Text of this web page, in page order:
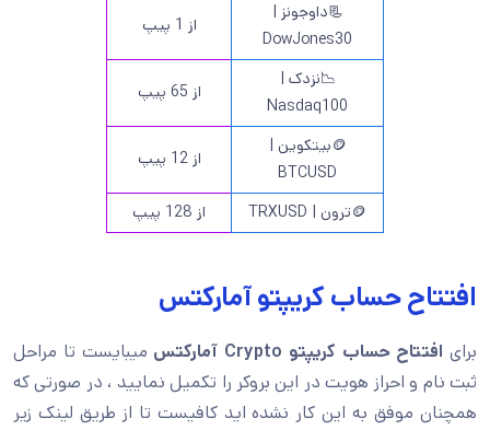
📃داوجونز |
DowJones30
از 1 پیپ
📉نزدک |
Nasdaq100
از 65 پیپ
🪙بیتکوین |
BTCUSD
از 12 پیپ
🪙ترون | TRXUSD از 128 پیپ
افتتاح حساب کریپتو آمارکتس
برای افتتاح حساب کریپتو Crypto آمارکتس میبایست تا مراحل
ثبت نام و احراز هویت در این بروکر را تکمیل نمایید ، در صورتی که
همچنان موفق به این کار نشده اید کافیست تا از طریق لینک زیر